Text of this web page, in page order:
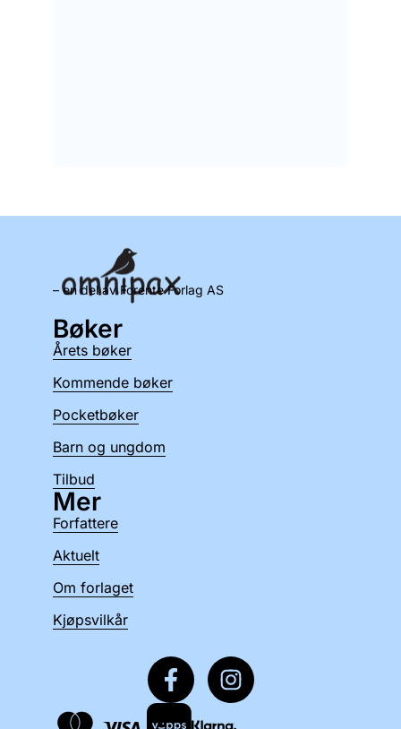
– en del av Forente Forlag AS
Bøker
Årets bøker
Kommende bøker
Pocketbøker
Barn og ungdom
Tilbud
Mer
Forfattere
Aktuelt
Om forlaget
Kjøpsvilkår